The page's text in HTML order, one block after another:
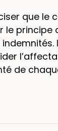
que le
le principe
de